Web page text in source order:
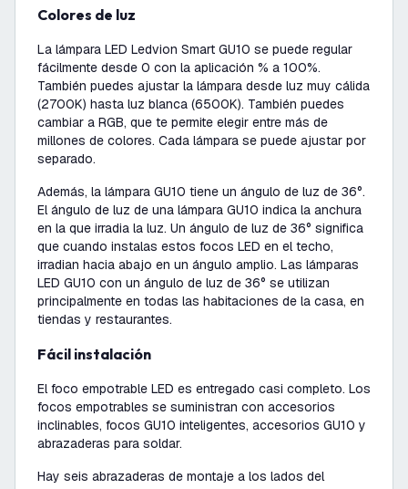
Colores de luz
La lámpara LED Ledvion Smart GU10 se puede regular
fácilmente desde 0 con la aplicación % a 100%.
También puedes ajustar la lámpara desde luz muy cálida
(2700K) hasta luz blanca (6500K). También puedes
cambiar a RGB, que te permite elegir entre más de
millones de colores. Cada lámpara se puede ajustar por
separado.
Además, la lámpara GU10 tiene un ángulo de luz de 36°.
El ángulo de luz de una lámpara GU10 indica la anchura
en la que irradia la luz. Un ángulo de luz de 36° significa
que cuando instalas estos focos LED en el techo,
irradian hacia abajo en un ángulo amplio. Las lámparas
LED GU10 con un ángulo de luz de 36° se utilizan
principalmente en todas las habitaciones de la casa, en
tiendas y restaurantes.
Fácil instalación
El foco empotrable LED es entregado casi completo. Los
focos empotrables se suministran con accesorios
inclinables, focos GU10 inteligentes, accesorios GU10 y
abrazaderas para soldar.
Hay seis abrazaderas de montaje a los lados del